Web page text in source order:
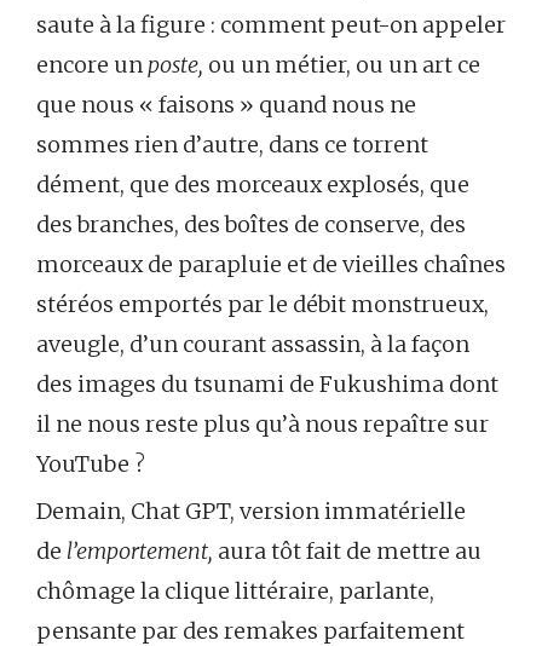
saute à la figure : comment peut-on appeler
encore un poste, ou un métier, ou un art ce
que nous « faisons » quand nous ne
sommes rien d’autre, dans ce torrent
dément, que des morceaux explosés, que
des branches, des boîtes de conserve, des
morceaux de parapluie et de vieilles chaînes
stéréos emportés par le débit monstrueux,
aveugle, d’un courant assassin, à la façon
des images du tsunami de Fukushima dont
il ne nous reste plus qu’à nous repaître sur
YouTube ?
Demain, Chat GPT, version immatérielle
de l’emportement, aura tôt fait de mettre au
chômage la clique littéraire, parlante,
pensante par des remakes parfaitement